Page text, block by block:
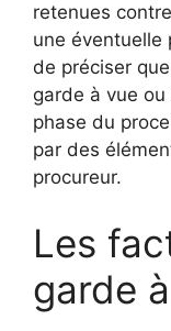
retenues
une éventuelle
de préciser
garde à vue
phase du
par des
procureur.
Les
garde